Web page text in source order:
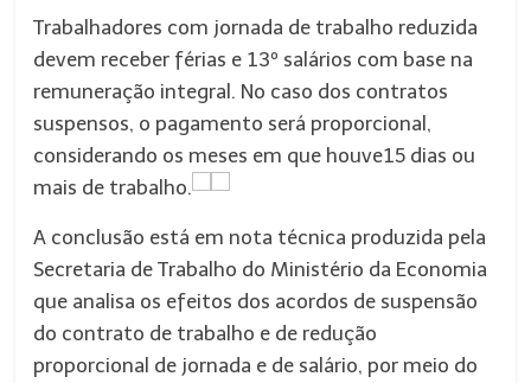
Trabalhadores com jornada de trabalho reduzida
devem receber férias e 13º salários com base na
remuneração integral. No caso dos contratos
suspensos, o pagamento será proporcional,
considerando os meses em que houve15 dias ou
mais de trabalho.
A conclusão está em nota técnica produzida pela
Secretaria de Trabalho do Ministério da Economia
que analisa os efeitos dos acordos de suspensão
do contrato de trabalho e de redução
proporcional de jornada e de salário, por meio do